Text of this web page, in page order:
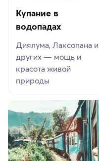
Купание в
водопадах
Диялума, Лаксопана и
других — мощь и
красота живой
природы